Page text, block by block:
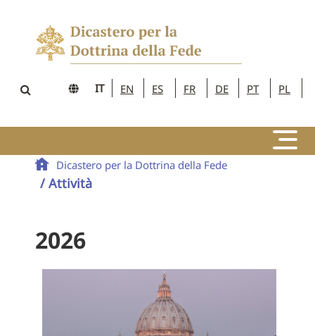
IT EN ES FR DE PT PL
Dicastero per la Dottrina della Fede
/ Attività
2026